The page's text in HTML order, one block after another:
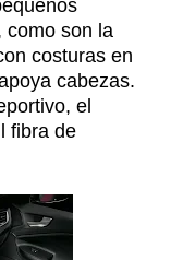
como son la
costuras en
cabezas.
el
fibra de